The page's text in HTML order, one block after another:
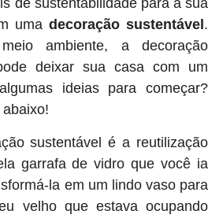
de sustentabilidade para a sua
uma decoração sustentável .
ambiente, a decoração
deixar sua casa com um
ideias para começar?
sustentável é a reutilização
garrafa de vidro que você ia
la em um lindo vaso para
velho que estava ocupando